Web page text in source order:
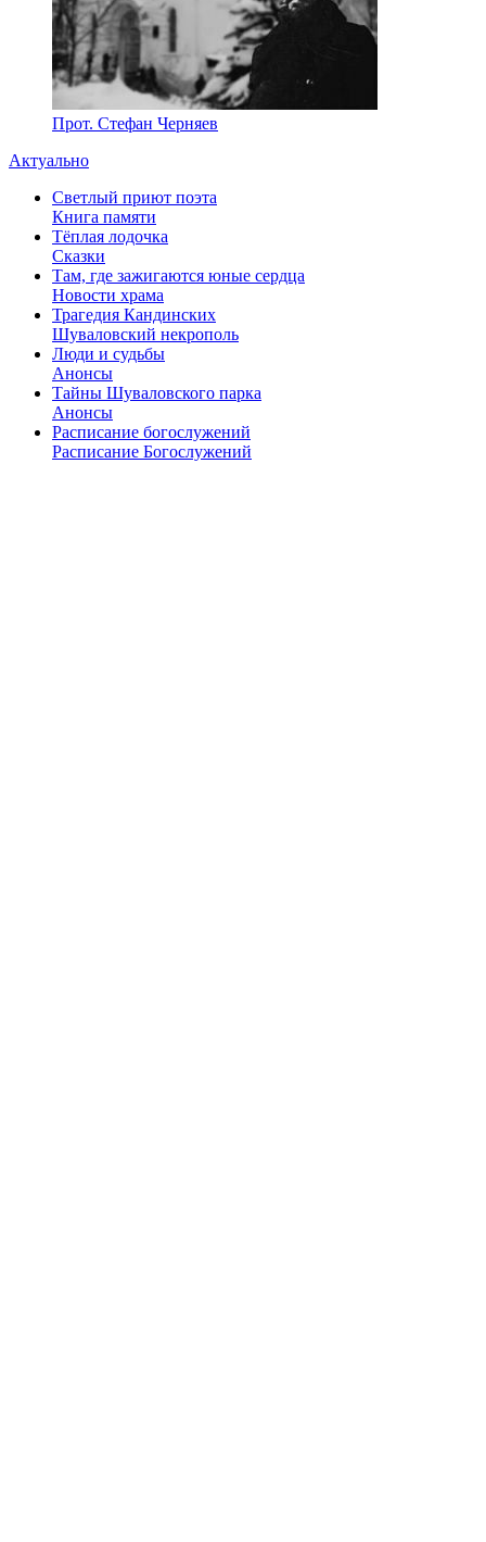
Прот. Стефан Черняев
Актуально
Светлый приют поэта
Книга памяти
Тёплая лодочка
Сказки
Там, где зажигаются юные сердца
Новости храма
Трагедия Кандинских
Шуваловский некрополь
Люди и судьбы
Анонсы
Тайны Шуваловского парка
Анонсы
Расписание богослужений
Расписание Богослужений